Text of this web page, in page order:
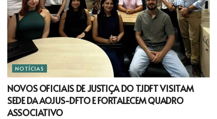
NOTÍCIAS
NOVOS OFICIAIS DE JUSTIÇA DO TJDFT VISITAM
SEDE DA AOJUS-DFTO E FORTALECEM QUADRO
ASSOCIATIVO